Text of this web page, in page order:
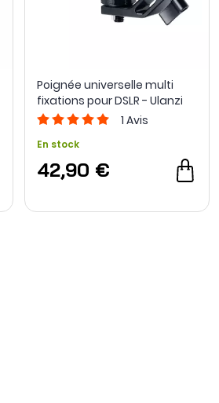
Poignée universelle multi
fixations pour DSLR - Ulanzi
1 Avis
En stock
42,90 €